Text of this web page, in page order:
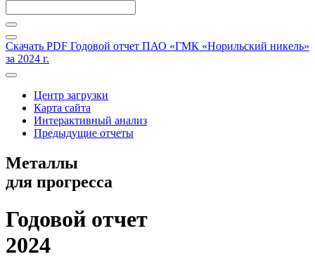
Скачать PDF Годовой отчет ПАО «ГМК «Норильский никель»
за 2024 г.
Центр загрузки
Карта сайта
Интерактивный анализ
Предыдущие отчеты
Металлы
для прогресса
Годовой отчет
2024